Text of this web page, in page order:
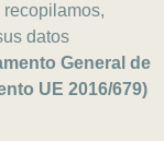
datos
General de
UE 2016/679)